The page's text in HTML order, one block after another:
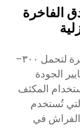
الفاخرة
تم تصميم أغطية الفراش في الفنادق الفاخرة لتحمل ٣٠٠–
الجودة
المكثف
التي تُستخدم
الفراش في